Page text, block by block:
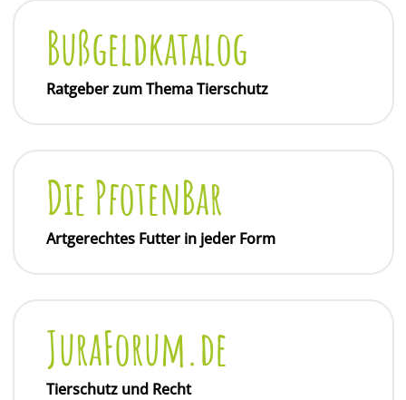
Bußgeldkatalog
Ratgeber zum Thema Tierschutz
Die PfotenBar
Artgerechtes Futter in jeder Form
JuraForum.de
Tierschutz und Recht